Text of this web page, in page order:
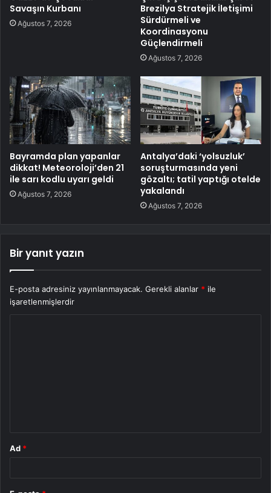
Savaşın Kurbanı
Ağustos 7, 2026
Brezilya Stratejik İletişimi
Sürdürmeli ve
Koordinasyonu
Güçlendirmeli
Ağustos 7, 2026
Bayramda plan yapanlar
dikkat! Meteoroloji’den 21
ile sarı kodlu uyarı geldi
Ağustos 7, 2026
Antalya’daki ‘yolsuzluk’
soruşturmasında yeni
gözaltı; tatil yaptığı otelde
yakalandı
Ağustos 7, 2026
Bir yanıt yazın
E-posta adresiniz yayınlanmayacak. Gerekli alanlar * ile
işaretlenmişlerdir
Ad *